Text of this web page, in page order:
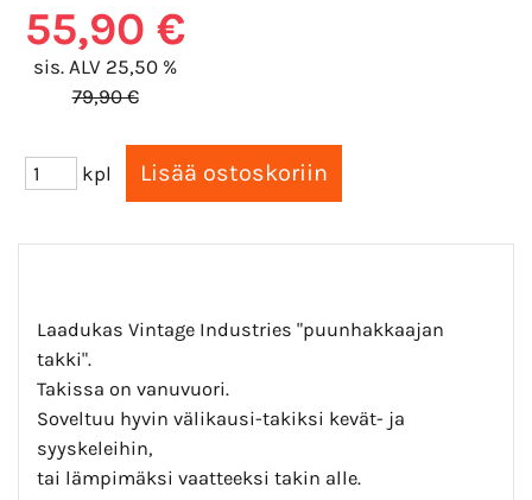
55,90 €
sis. ALV 25,50 %
79,90 €
kpl
Laadukas Vintage Industries "puunhakkaajan
takki".
Takissa on vanuvuori.
Soveltuu hyvin välikausi-takiksi kevät- ja
syyskeleihin,
tai lämpimäksi vaatteeksi takin alle.